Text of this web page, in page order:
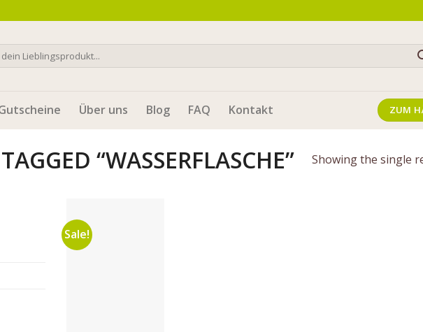
Über uns Blog FAQ Kontakt ZUM
“WASSERFLASCHE” Showing the single
Sale!